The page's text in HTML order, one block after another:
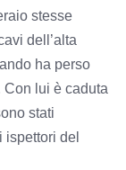
stesse
dell’alta
ha perso
Con lui è caduta
stati
del